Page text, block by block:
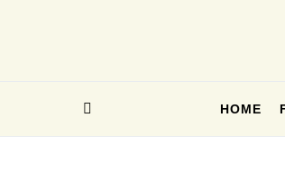
HOME